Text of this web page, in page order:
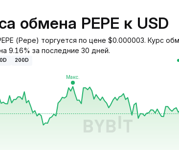
обмена PEPE к USD
(Pepe) торгуется по цене $0.000003. Курс
9.16% за последние 30 дней.
200D